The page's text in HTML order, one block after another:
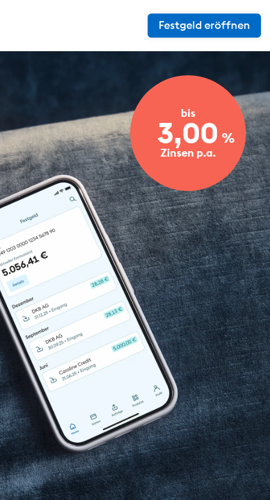
Festgeld eröffnen
bis
3,00 %
Zinsen p.a.